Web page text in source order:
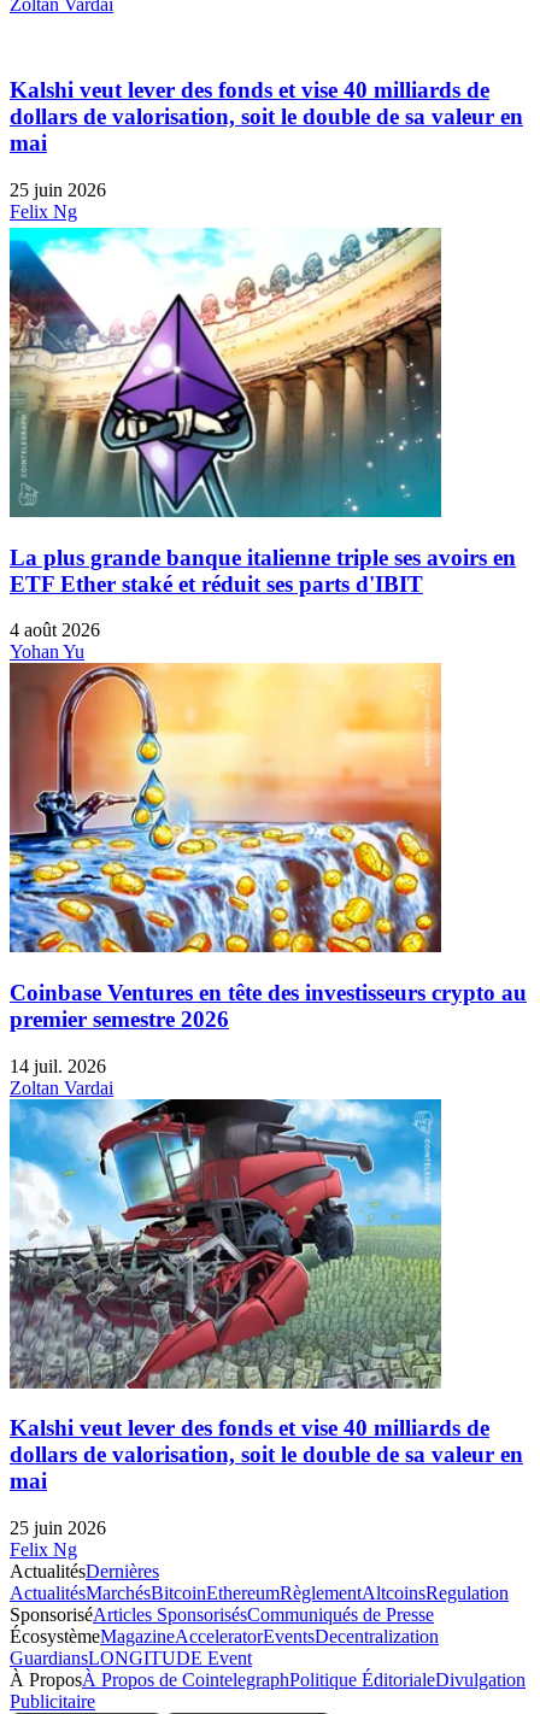
Zoltan Vardai
Kalshi veut lever des fonds et vise 40 milliards de
dollars de valorisation, soit le double de sa valeur en
mai
25 juin 2026
Felix Ng
La plus grande banque italienne triple ses avoirs en
ETF Ether staké et réduit ses parts d'IBIT
4 août 2026
Yohan Yu
Coinbase Ventures en tête des investisseurs crypto au
premier semestre 2026
14 juil. 2026
Zoltan Vardai
Kalshi veut lever des fonds et vise 40 milliards de
dollars de valorisation, soit le double de sa valeur en
mai
25 juin 2026
Felix Ng
ActualitésDernières
ActualitésMarchésBitcoinEthereumRèglementAltcoinsRegulation
SponsoriséArticles SponsorisésCommuniqués de Presse
ÉcosystèmeMagazineAcceleratorEventsDecentralization
GuardiansLONGITUDE Event
À ProposÀ Propos de CointelegraphPolitique ÉditorialeDivulgation
Publicitaire